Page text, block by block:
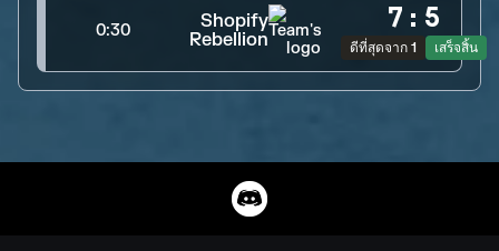
0:30
Shopify
Rebellion
7 : 5
ดีที่สุดจาก 1 เสร็จสิ้น